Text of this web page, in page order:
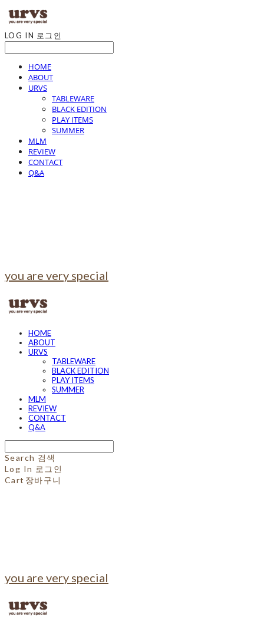
LOG IN 로그인
HOME
ABOUT
URVS
TABLEWARE
BLACK EDITION
PLAY ITEMS
SUMMER
MLM
REVIEW
CONTACT
Q&A
you are very special
HOME
ABOUT
URVS
TABLEWARE
BLACK EDITION
PLAY ITEMS
SUMMER
MLM
REVIEW
CONTACT
Q&A
Search 검색
Log In 로그인
Cart 장바구니
you are very special